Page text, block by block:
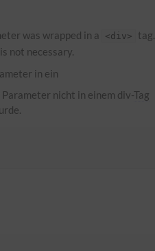
was wrapped in a <div>
tag.
not necessary.
in ein
nicht in einem div-Tag